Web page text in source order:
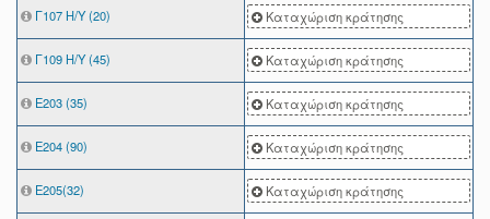
Γ107 Η/Υ (20) Καταχώριση κράτησης
Γ109 Η/Υ (45) Καταχώριση κράτησης
Ε203 (35) Καταχώριση κράτησης
Ε204 (90) Καταχώριση κράτησης
Ε205(32) Καταχώριση κράτησης